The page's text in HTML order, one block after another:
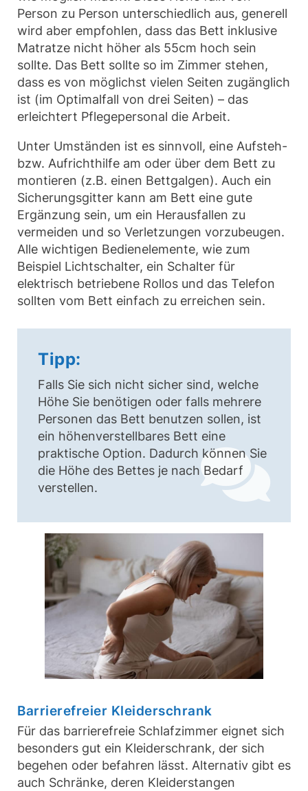
Person zu Person unterschiedlich aus, generell
wird aber empfohlen, dass das Bett inklusive
Matratze nicht höher als 55cm hoch sein
sollte. Das Bett sollte so im Zimmer stehen,
dass es von möglichst vielen Seiten zugänglich
ist (im Optimalfall von drei Seiten) – das
erleichtert Pflegepersonal die Arbeit.
Unter Umständen ist es sinnvoll, eine Aufsteh-
bzw. Aufrichthilfe am oder über dem Bett zu
montieren (z.B. einen Bettgalgen). Auch ein
Sicherungsgitter kann am Bett eine gute
Ergänzung sein, um ein Herausfallen zu
vermeiden und so Verletzungen vorzubeugen.
Alle wichtigen Bedienelemente, wie zum
Beispiel Lichtschalter, ein Schalter für
elektrisch betriebene Rollos und das Telefon
sollten vom Bett einfach zu erreichen sein.
Tipp:
Falls Sie sich nicht sicher sind, welche
Höhe Sie benötigen oder falls mehrere
Personen das Bett benutzen sollen, ist
ein höhenverstellbares Bett eine
praktische Option. Dadurch können Sie
die Höhe des Bettes je nach Bedarf
verstellen.
Barrierefreier Kleiderschrank
Für das barrierefreie Schlafzimmer eignet sich
besonders gut ein Kleiderschrank, der sich
begehen oder befahren lässt. Alternativ gibt es
auch Schränke, deren Kleiderstangen